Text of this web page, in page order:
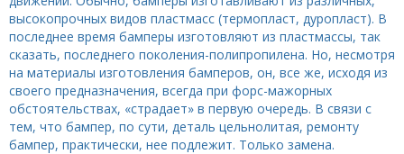
высокопрочных видов пластмасс (термопласт, дуропласт). В
последнее время бамперы изготовляют из пластмассы, так
сказать, последнего поколения-полипропилена. Но, несмотря
на материалы изготовления бамперов, он, все же, исходя из
своего предназначения, всегда при форс-мажорных
обстоятельствах, «страдает» в первую очередь. В связи с
тем, что бампер, по сути, деталь цельнолитая, ремонту
бампер, практически, нее подлежит. Только замена.